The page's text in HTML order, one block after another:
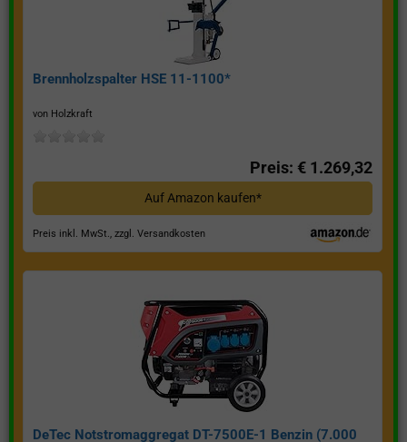
Brennholzspalter HSE 11-1100*
von Holzkraft
Preis: € 1.269,32
Auf Amazon kaufen*
Preis inkl. MwSt., zzgl. Versandkosten
DeTec Notstromaggregat DT-7500E-1 Benzin (7.000